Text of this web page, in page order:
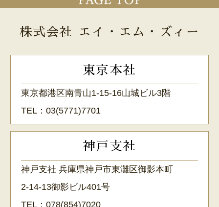
株式会社 エイ・エム・ズィー
東京本社
東京都港区南青山1-15-16山城ビル3階
TEL：03(5771)7701
神戸支社
神戸支社 兵庫県神戸市東灘区御影本町
2-14-13御影ビル401号
TEL：078(854)7020